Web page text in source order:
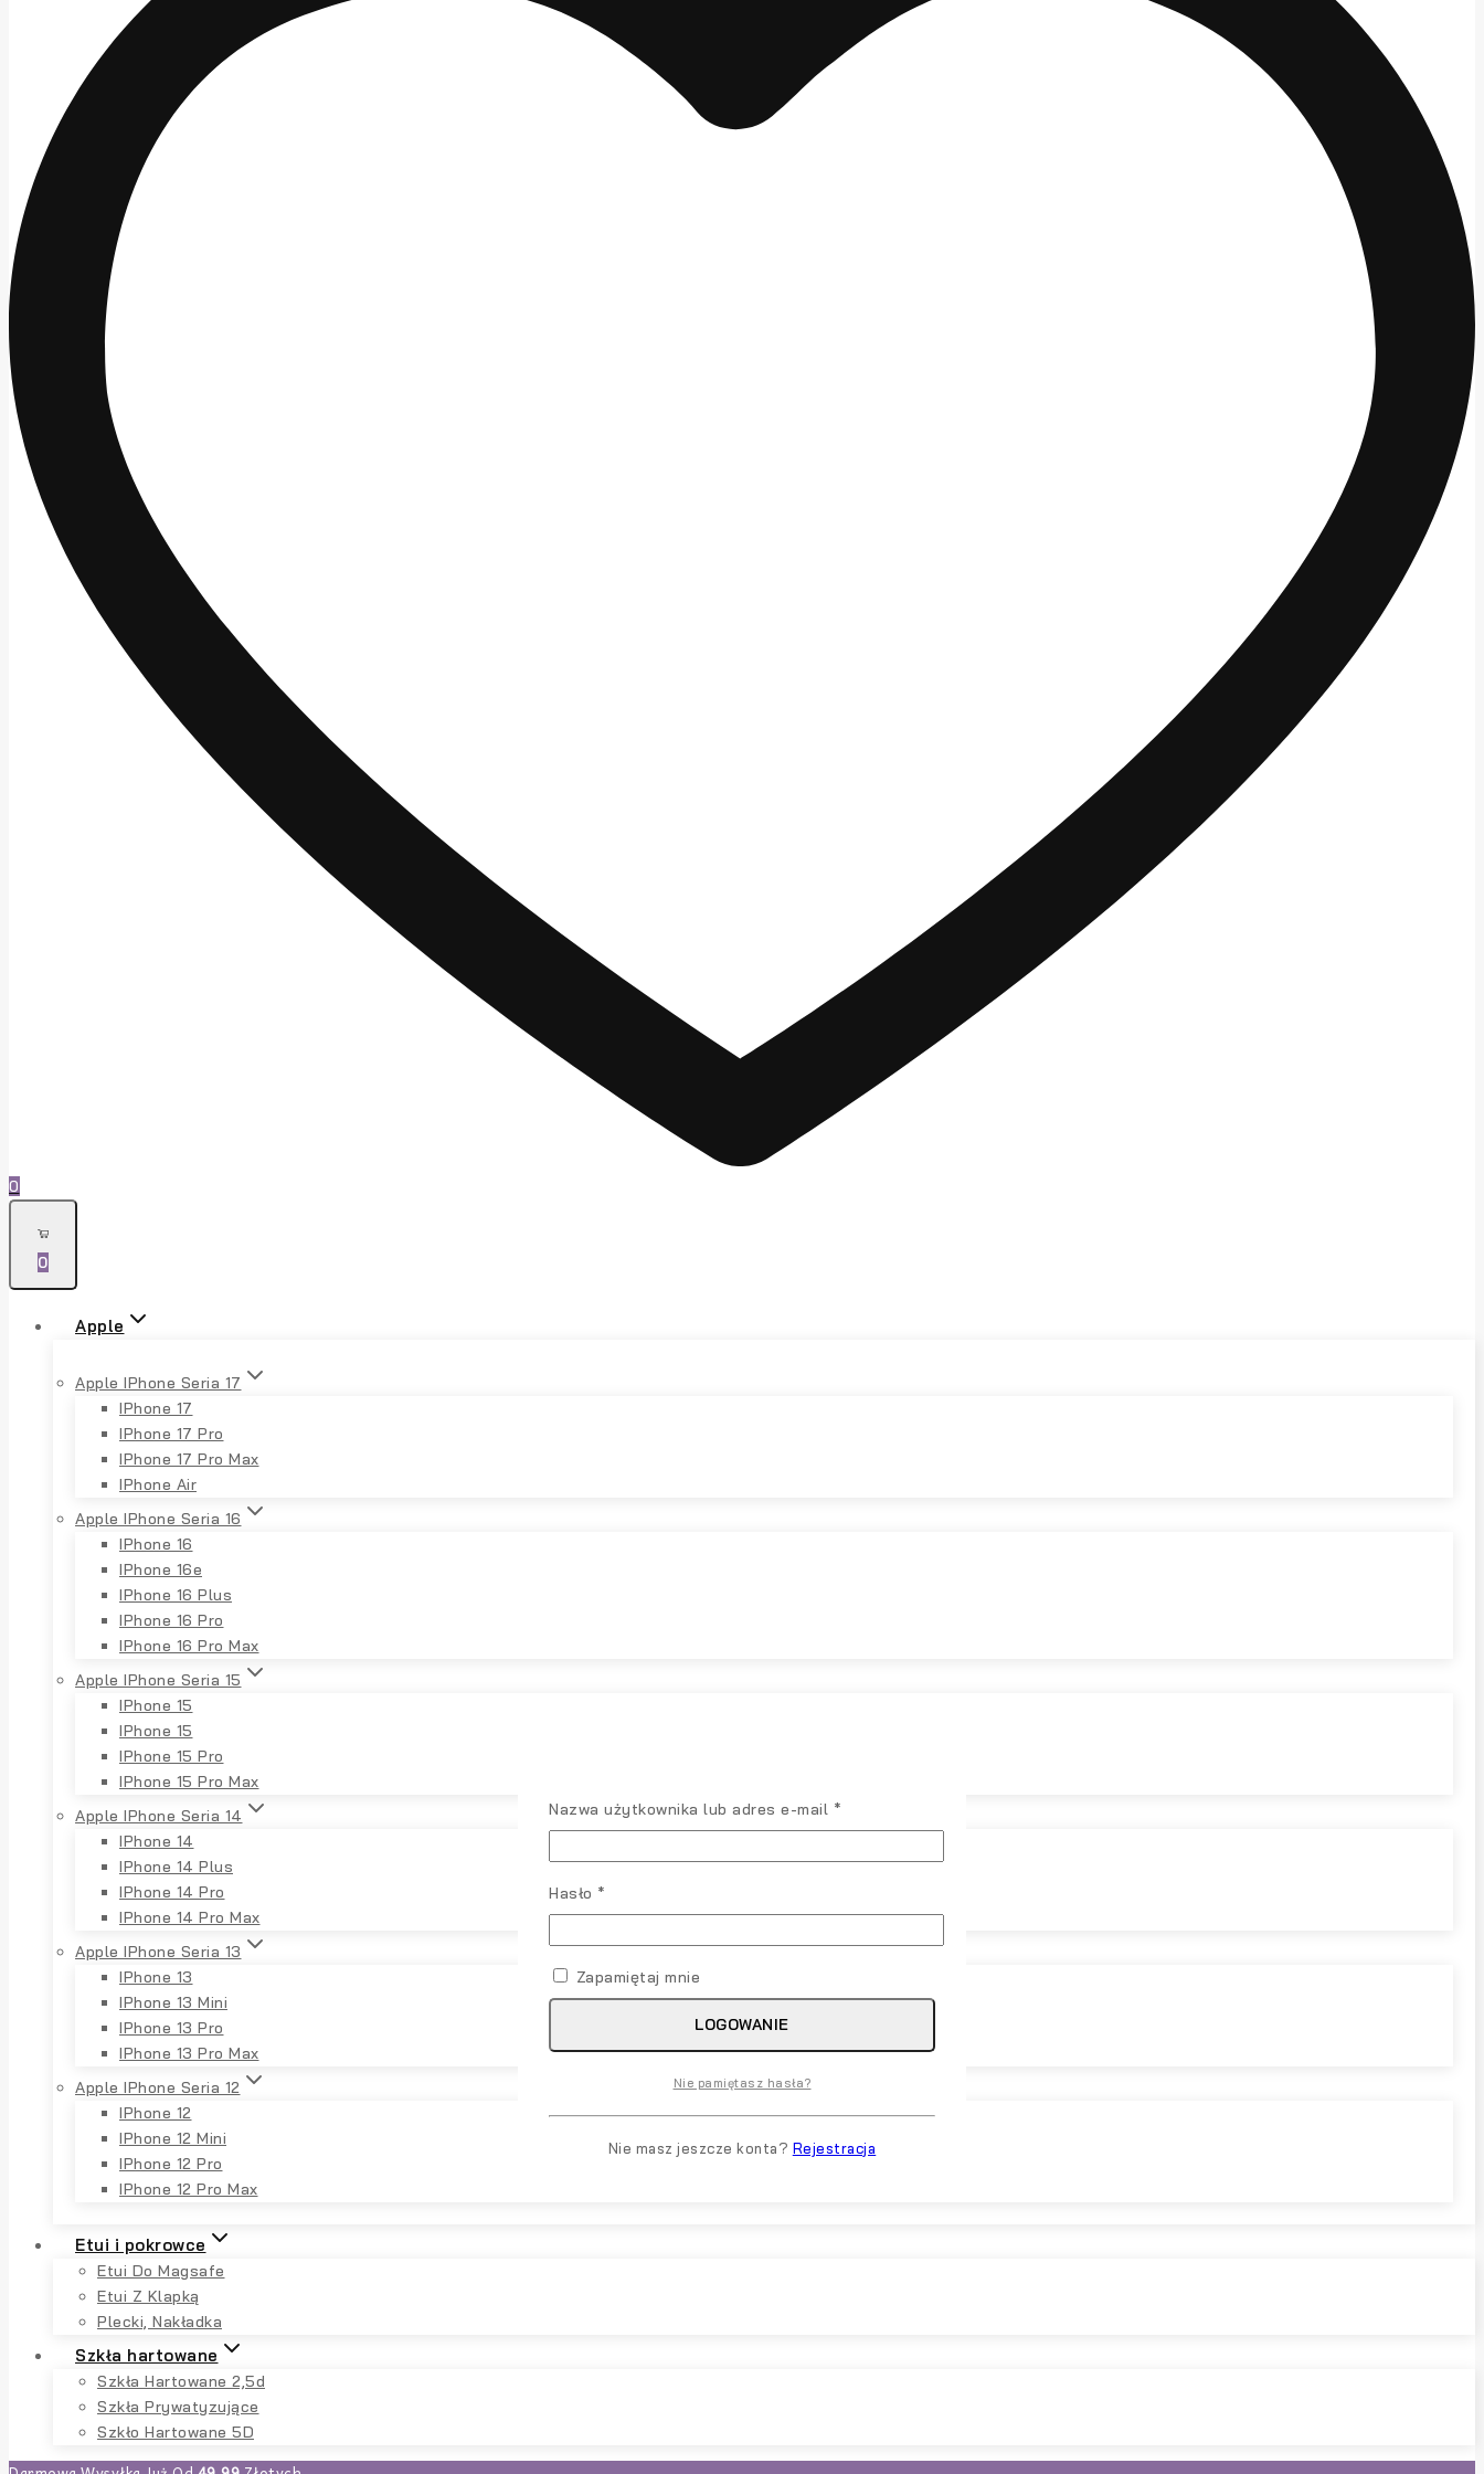
0
0
Apple
Apple IPhone Seria 17
IPhone 17
IPhone 17 Pro
IPhone 17 Pro Max
IPhone Air
Apple IPhone Seria 16
IPhone 16
IPhone 16e
IPhone 16 Plus
IPhone 16 Pro
IPhone 16 Pro Max
Apple IPhone Seria 15
IPhone 15
IPhone 15
IPhone 15 Pro
IPhone 15 Pro Max
Apple IPhone Seria 14
IPhone 14
IPhone 14 Plus
IPhone 14 Pro
IPhone 14 Pro Max
Apple IPhone Seria 13
IPhone 13
IPhone 13 Mini
IPhone 13 Pro
IPhone 13 Pro Max
Apple IPhone Seria 12
IPhone 12
IPhone 12 Mini
IPhone 12 Pro
IPhone 12 Pro Max
Etui i pokrowce
Etui Do Magsafe
Etui Z Klapką
Plecki, Nakładka
Szkła hartowane
Szkła Hartowane 2,5d
Szkła Prywatyzujące
Szkło Hartowane 5D
Nazwa użytkownika lub adres e-mail *
Hasło *
Zapamiętaj mnie
LOGOWANIE
Nie pamiętasz hasła?
Nie masz jeszcze konta? Rejestracja